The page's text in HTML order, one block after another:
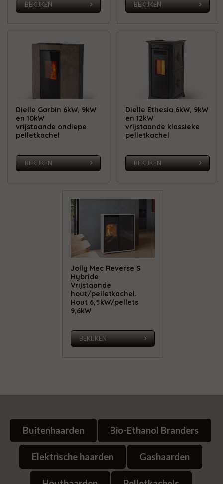
BEKIJKEN BEKIJKEN
Dielle Garbin 6kW, 9kW
en 10kW
vrijstaande ondiepe
pelletkachel
BEKIJKEN
Dielle Ethesia 6kW, 9kW
en 12kW
vrijstaande klassieke
pelletkachel
BEKIJKEN
Jolly Mec Reverse S
Hybride
Vrijstaande
hout/pelletkachel.
Hout 6,5kW/pellets
9,6kW
BEKIJKEN
Buitenhaarden Bio-Ethanol Branders
Elektrische haarden Gashaarden